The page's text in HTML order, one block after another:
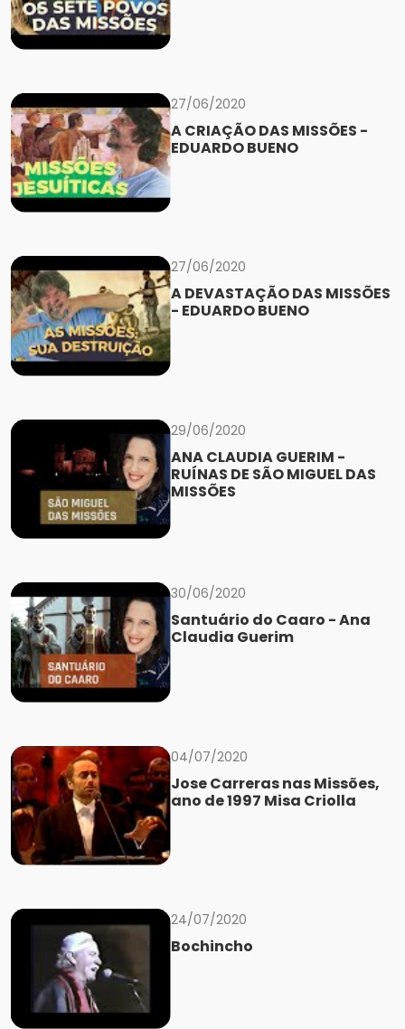
27/06/2020
A CRIAÇÃO DAS MISSÕES -
EDUARDO BUENO
27/06/2020
A DEVASTAÇÃO DAS MISSÕES
- EDUARDO BUENO
29/06/2020
ANA CLAUDIA GUERIM -
RUÍNAS DE SÃO MIGUEL DAS
MISSÕES
30/06/2020
Santuário do Caaro - Ana
Claudia Guerim
04/07/2020
Jose Carreras nas Missões,
ano de 1997 Misa Criolla
24/07/2020
Bochincho